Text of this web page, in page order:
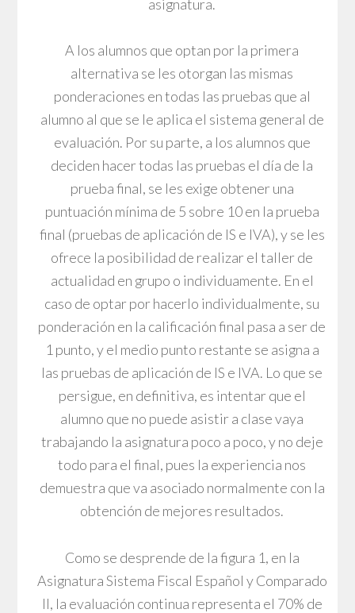
asignatura.
A los alumnos que optan por la primera
alternativa se les otorgan las mismas
ponderaciones en todas las pruebas que al
alumno al que se le aplica el sistema general de
evaluación. Por su parte, a los alumnos que
deciden hacer todas las pruebas el día de la
prueba final, se les exige obtener una
puntuación mínima de 5 sobre 10 en la prueba
final (pruebas de aplicación de IS e IVA), y se les
ofrece la posibilidad de realizar el taller de
actualidad en grupo o individuamente. En el
caso de optar por hacerlo individualmente, su
ponderación en la calificación final pasa a ser de
1 punto, y el medio punto restante se asigna a
las pruebas de aplicación de IS e IVA. Lo que se
persigue, en definitiva, es intentar que el
alumno que no puede asistir a clase vaya
trabajando la asignatura poco a poco, y no deje
todo para el final, pues la experiencia nos
demuestra que va asociado normalmente con la
obtención de mejores resultados.
Como se desprende de la figura 1, en la
Asignatura Sistema Fiscal Español y Comparado
II, la evaluación continua representa el 70% de